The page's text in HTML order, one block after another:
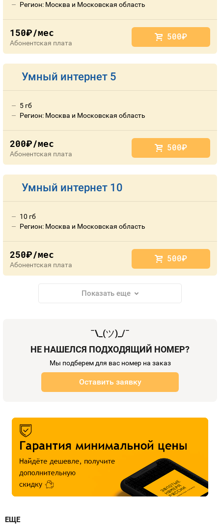
Регион: Москва и Московская область
150руб./мес
Абонентская плата
500руб.
Умный интернет 5
5 гб
Регион: Москва и Московская область
200руб./мес
Абонентская плата
500руб.
Умный интернет 10
10 гб
Регион: Москва и Московская область
250руб./мес
Абонентская плата
500руб.
Показать еще
¯\_(ツ)_/¯
НЕ НАШЕЛСЯ ПОДХОДЯЩИЙ НОМЕР?
Мы подберем для вас номер на заказ
Оставить заявку
ЕЩЕ